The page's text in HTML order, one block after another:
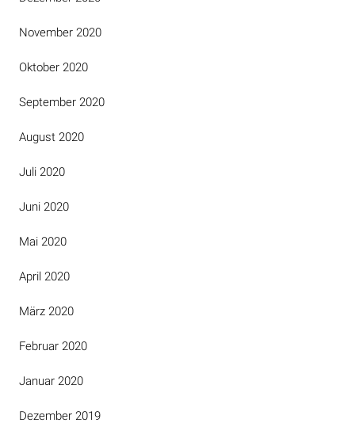
November 2020
Oktober 2020
September 2020
August 2020
Juli 2020
Juni 2020
Mai 2020
April 2020
März 2020
Februar 2020
Januar 2020
Dezember 2019